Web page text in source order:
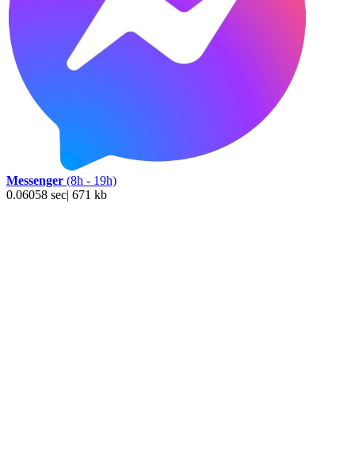
Messenger (8h - 19h)
0.06058 sec| 671 kb